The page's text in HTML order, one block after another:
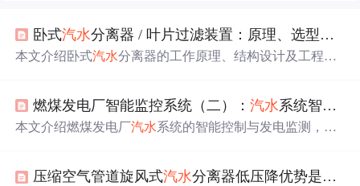
卧式汽水分离器 / 叶片过滤装置：原理、选型与工程应用
本文介绍卧式汽水分离器的工作原理、结构设计及工程选
油；重点涵盖处理流量、介质特性、工作压力/温度、压降
限制等关键选型参数，并说明电控排污逻辑、安装规范与
燃煤发电厂智能监控系统（二）：汽水系统智能控制与发电监测
本文介绍燃煤发电厂汽水系统的智能控制与发电监测，基
自动调节，并支持故障诊断、安全保护及数据分析等功
压缩空气管道旋风式汽水分离器低压降优势是什么？使用寿命多久